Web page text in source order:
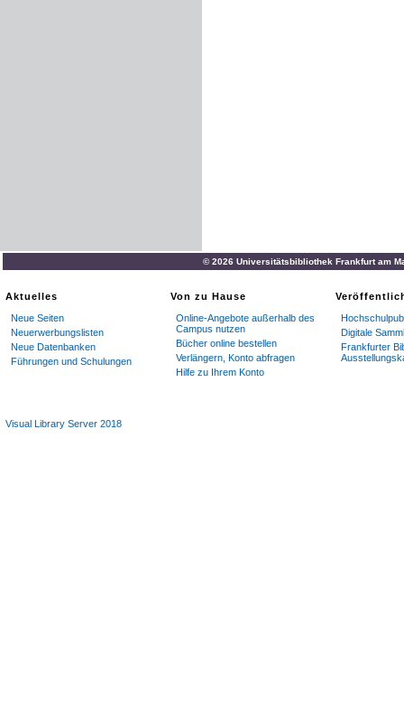
© 2026 Universitätsbibliothek Frankfurt am
Aktuelles
Neue Seiten
Neuerwerbungslisten
Neue Datenbanken
Führungen und Schulungen
Von zu Hause
Online-Angebote außerhalb des
Campus nutzen
Bücher online bestellen
Verlängern, Konto abfragen
Hilfe zu Ihrem Konto
Digitale
Frankfurter
Visual Library Server 2018